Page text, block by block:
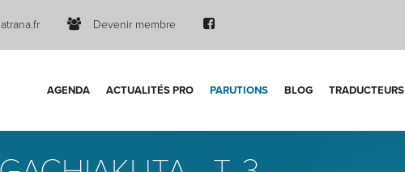
Devenir membre
AGENDA ACTUALITÉS PRO PARUTIONS BLOG TRADUCTEURS